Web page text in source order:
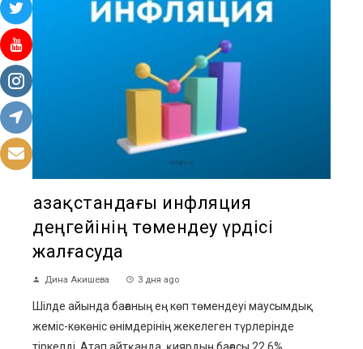
Қазақстандағы инфляция
деңгейінің төмендеу үрдісі
жалғасуда
Дина Акишева 3 дня ago
Шілде айында бағаның ең көп төмендеуі маусымдық
жеміс-көкөніс өнімдерінің жекелеген түрлерінде
тіркелді. Атап айтқанда, қиярдың бағасы 22,6%,